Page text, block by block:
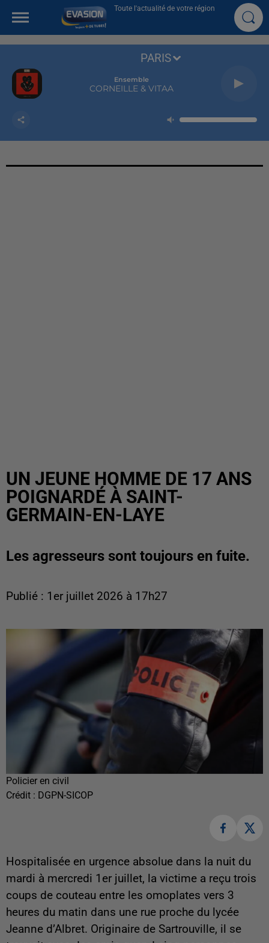
Toute l'actualité de votre région
Ensemble
CORNEILLE & VITAA
PARIS
UN JEUNE HOMME DE 17 ANS
POIGNARDÉ À SAINT-
GERMAIN-EN-LAYE
Les agresseurs sont toujours en fuite.
Publié : 1er juillet 2026 à 17h27
Policier en civil
Crédit : DGPN-SICOP
Hospitalisée en urgence absolue dans la nuit du
mardi à mercredi 1er juillet, la victime a reçu trois
coups de couteau entre les omoplates vers 3
heures du matin dans une rue proche du lycée
Jeanne d’Albret. Originaire de Sartrouville, il se